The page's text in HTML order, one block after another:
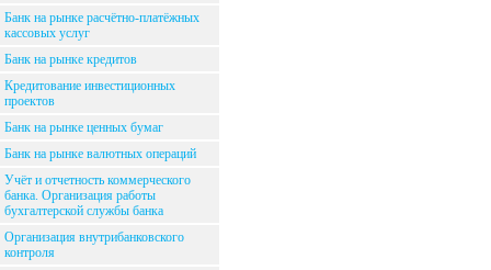
Банк на рынке расчётно-платёжных
кассовых услуг
Банк на рынке кредитов
Кредитование инвестиционных
проектов
Банк на рынке ценных бумаг
Банк на рынке валютных операций
Учёт и отчетность коммерческого
банка. Организация работы
бухгалтерской службы банка
Организация внутрибанковского
контроля